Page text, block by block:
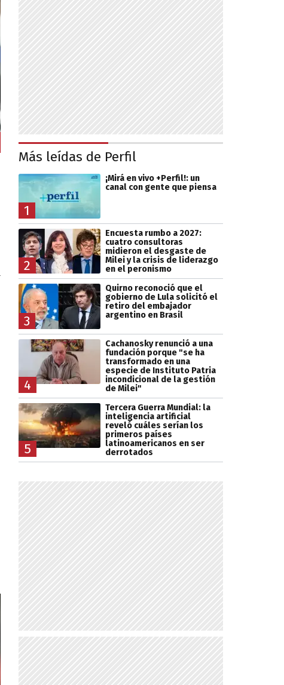
Más leídas de Perfil
1
¡Mirá en vivo +Perfil!: un
canal con gente que piensa
2
Encuesta rumbo a 2027:
cuatro consultoras
midieron el desgaste de
Milei y la crisis de liderazgo
en el peronismo
3
Quirno reconoció que el
gobierno de Lula solicitó el
retiro del embajador
argentino en Brasil
4
Cachanosky renunció a una
fundación porque "se ha
transformado en una
especie de Instituto Patria
incondicional de la gestión
de Milei"
5
Tercera Guerra Mundial: la
inteligencia artificial
reveló cuáles serían los
primeros países
latinoamericanos en ser
derrotados